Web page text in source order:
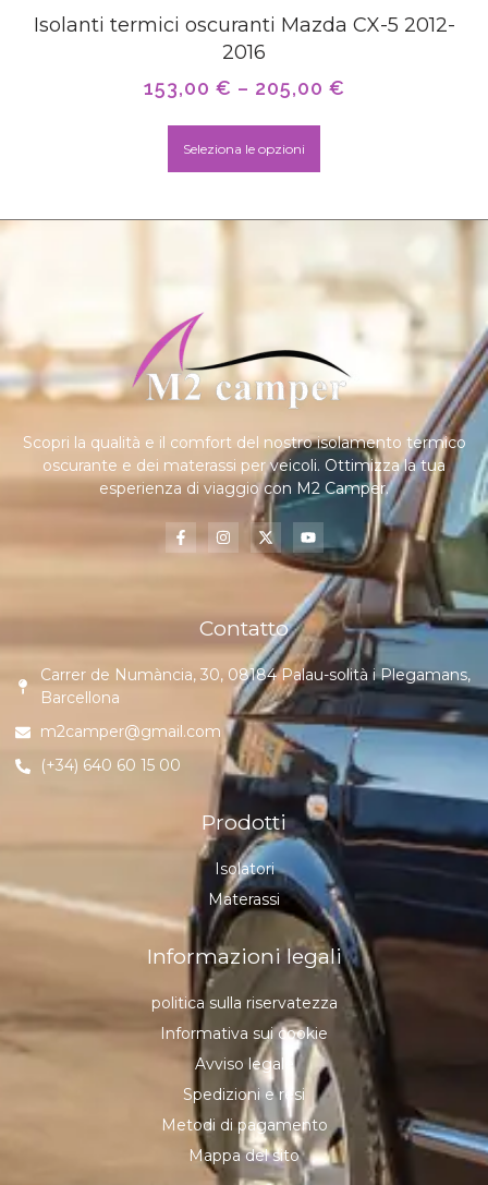
Isolanti termici oscuranti Mazda CX-5 2012-
2016
153,00 € – 205,00 €
Seleziona le opzioni
Scopri la qualità e il comfort del nostro isolamento termico
oscurante e dei materassi per veicoli. Ottimizza la tua
esperienza di viaggio con M2 Camper.
Contatto
Carrer de Numància, 30, 08184 Palau-solità i Plegamans,
Barcellona
m2camper@gmail.com
(+34) 640 60 15 00
Prodotti
Isolatori
Materassi
Informazioni legali
politica sulla riservatezza
Informativa sui cookie
Avviso legale
Spedizioni e resi
Metodi di pagamento
Mappa del sito